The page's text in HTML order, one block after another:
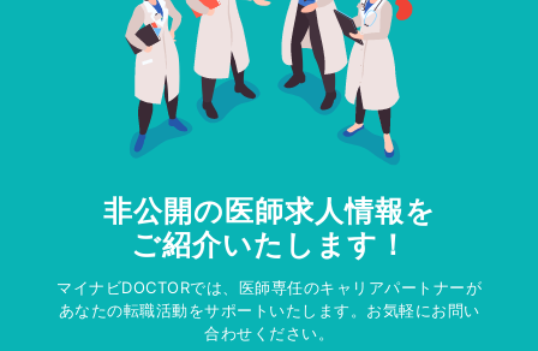
非公開の医師求人情報を
ご紹介いたします！
マイナビDOCTORでは、医師専任のキャリアパートナーが
あなたの転職活動をサポートいたします。お気軽にお問い
合わせください。